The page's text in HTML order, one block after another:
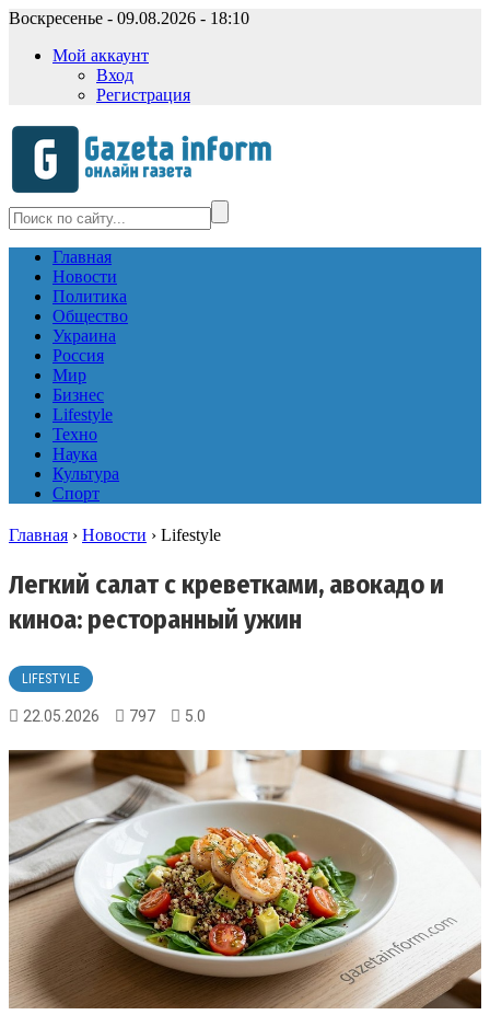
Воскресенье - 09.08.2026 - 18:10
Мой аккаунт
Вход
Регистрация
Главная
Новости
Политика
Общество
Украина
Россия
Мир
Бизнес
Lifestyle
Техно
Наука
Культура
Спорт
Главная › Новости › Lifestyle
Легкий салат с креветками, авокадо и
киноа: ресторанный ужин
LIFESTYLE
22.05.2026 797 5.0